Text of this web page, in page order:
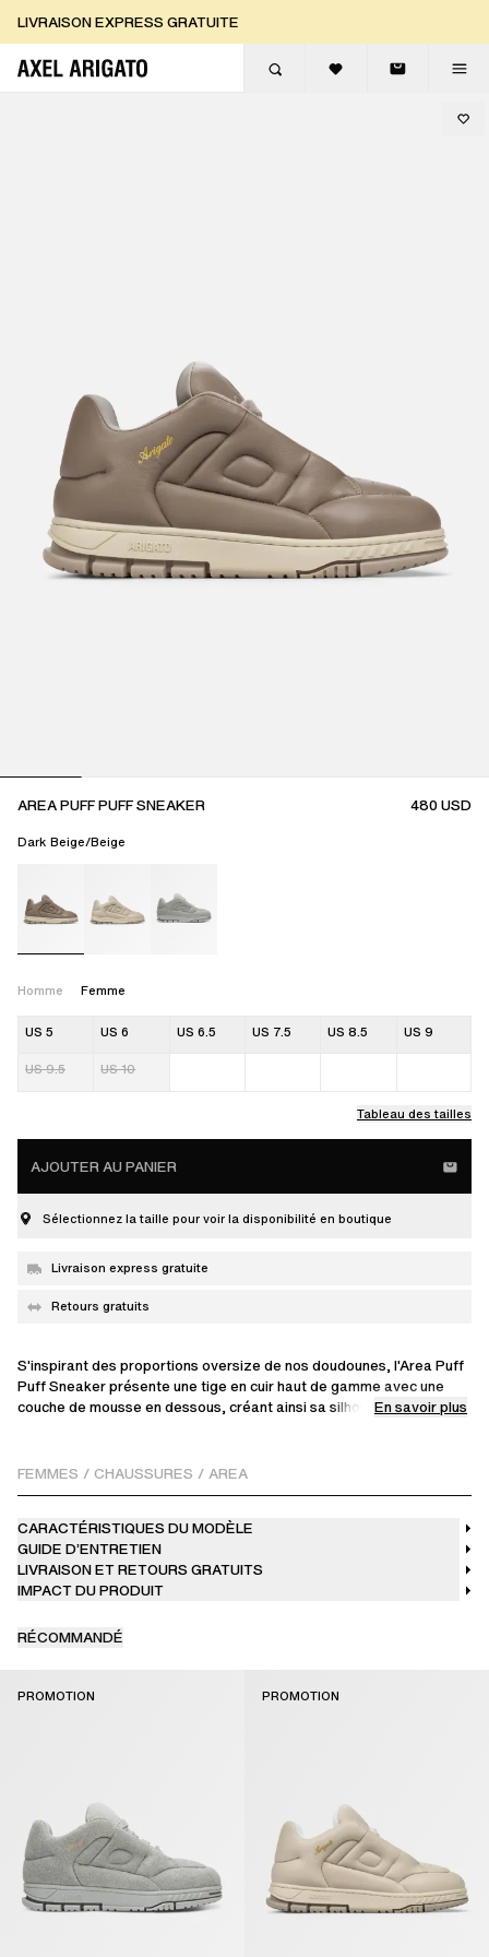
LIVRAISON EXPRESS GRATUITE
LIVRAISON EXPRESS GRATUITE
AREA PUFF PUFF SNEAKER 480USD
Dark Beige/Beige
Homme Femme
US 5 US 6 US 6.5 US 7.5 US 8.5 US 9
US 9.5 US 10
Tableau des tailles
AJOUTER AU PANIER
Sélectionnez la taille pour voir la disponibilité en boutique
Livraison express gratuite
Retours gratuits
S'inspirant des proportions oversize de nos doudounes, l'Area Puff
Puff Sneaker présente une tige en cuir haut de gamme avec une
couche de mousse en dessous, créant ainsi sa silhouette distincte
En savoir plus
FEMMES / CHAUSSURES / AREA
CARACTÉRISTIQUES DU MODÈLE
GUIDE D’ENTRETIEN
LIVRAISON ET RETOURS GRATUITS
IMPACT DU PRODUIT
RÉCOMMANDÉ
PROMOTION PROMOTION